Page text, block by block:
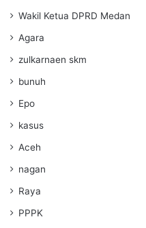
Wakil Ketua DPRD Medan
Agara
zulkarnaen skm
bunuh
Epo
kasus
Aceh
nagan
Raya
PPPK